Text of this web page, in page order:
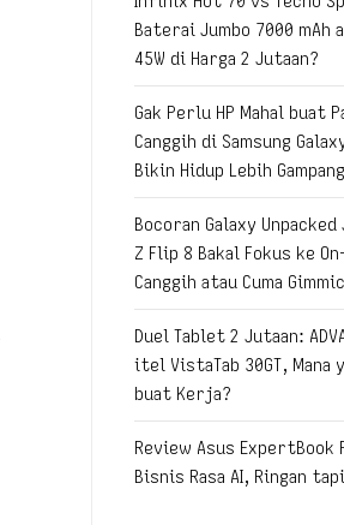
Baterai Jumbo 7000 mAh
45W di Harga 2 Jutaan?
Gak Perlu HP Mahal buat
Canggih di Samsung
Bikin Hidup Lebih Gampang
Bocoran Galaxy
Z Flip 8 Bakal Fokus ke
Canggih atau Cuma
Duel Tablet 2 Jutaan:
itel VistaTab 30GT, Mana
buat Kerja?
Review Asus ExpertBook
Bisnis Rasa AI, Ringan